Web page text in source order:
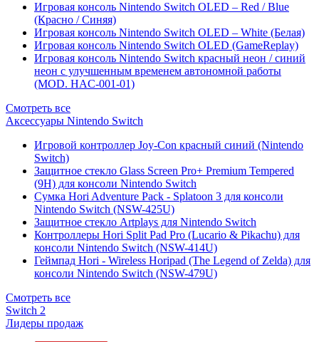
Игровая консоль Nintendo Switch OLED – Red / Blue
(Красно / Синяя)
Игровая консоль Nintendo Switch OLED – White (Белая)
Игровая консоль Nintendo Switch OLED (GameReplay)
Игровая консоль Nintendo Switch красный неон / синий
неон с улучшенным временем автономной работы
(MOD. HAC-001-01)
Смотреть все
Аксессуары Nintendo Switch
Игровой контроллер Joy-Con красный синий (Nintendo
Switch)
Защитное стекло Glass Screen Pro+ Premium Tempered
(9H) для консоли Nintendo Switch
Сумка Hori Adventure Pack - Splatoon 3 для консоли
Nintendo Switch (NSW-425U)
Защитное стекло Artplays для Nintendo Switch
Контроллеры Hori Split Pad Pro (Lucario & Pikachu) для
консоли Nintendo Switch (NSW-414U)
Геймпад Hori - Wireless Horipad (The Legend of Zelda) для
консоли Nintendo Switch (NSW-479U)
Смотреть все
Switch 2
Лидеры продаж